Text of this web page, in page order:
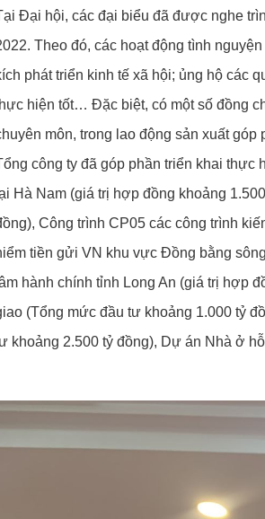
Đại hội, các đại biểu đã được nghe
Theo đó, các hoạt động tình
phát triển kinh tế xã hội; ủng hộ các
hiện tốt… Đặc biệt, có một số đồng
môn, trong lao động sản xuất
công ty đã góp phần triển khai
Hà Nam (giá trị hợp đồng khoảng
Công trình CP05 các công trình
tiền gửi VN khu vực Đồng bằng
hành chính tỉnh Long An (giá trị hợp
(Tổng mức đầu tư khoảng 1.000 tỷ
khoảng 2.500 tỷ đồng), Dự án Nhà ở